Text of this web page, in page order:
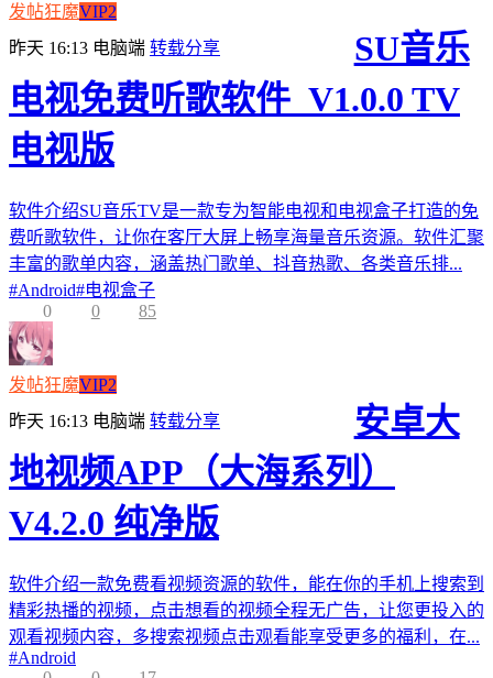
发帖狂魔VIP2
昨天 16:13 电脑端 转载分享
SU音乐
电视免费听歌软件_V1.0.0 TV
电视版
软件介绍SU音乐TV是一款专为智能电视和电视盒子打造的免
费听歌软件，让你在客厅大屏上畅享海量音乐资源。软件汇聚
丰富的歌单内容，涵盖热门歌单、抖音热歌、各类音乐排...
#Android#电视盒子
0
0 85
发帖狂魔VIP2
昨天 16:13 电脑端 转载分享
安卓大
地视频APP（大海系列）
V4.2.0 纯净版
软件介绍一款免费看视频资源的软件，能在你的手机上搜索到
精彩热播的视频，点击想看的视频全程无广告，让您更投入的
观看视频内容，多搜索视频点击观看能享受更多的福利，在...
#Android